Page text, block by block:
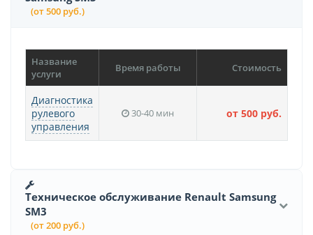
(от 500 руб.)
Название
услуги
Время работы Стоимость
Диагностика
рулевого
управления
30-40 мин от 500 руб.
Техническое обслуживание Renault Samsung
SM3
(от 200 руб.)